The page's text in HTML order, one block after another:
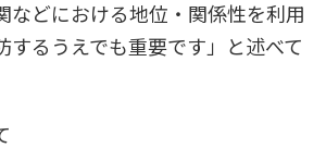
などにおける地位・関係性を利用
するうえでも重要です」と述べて